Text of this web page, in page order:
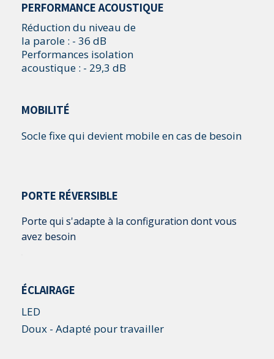
PERFORMANCE ACOUSTIQUE
Réduction du niveau de
la parole : - 36 dB
Performances isolation
acoustique : - 29,3 dB
MOBILITÉ
Socle fixe qui devient mobile en cas de besoin
PORTE RÉVERSIBLE
Porte qui s'adapte à la configuration dont vous
avez besoin
ÉCLAIRAGE
LED
Doux - Adapté pour travailler